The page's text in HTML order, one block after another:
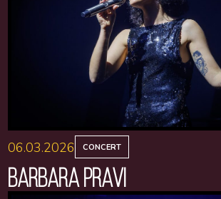
06.03.2026 CONCERT
BARBARA PRAVI